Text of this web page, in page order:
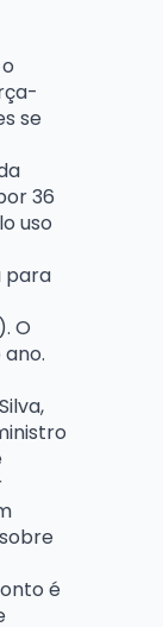
se
36
uso
para
O
é